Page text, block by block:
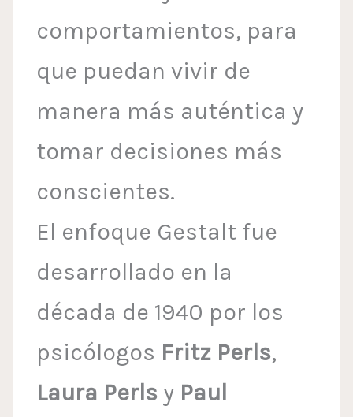
comportamientos, para
que puedan vivir de
manera más auténtica y
tomar decisiones más
conscientes.
El enfoque Gestalt fue
desarrollado en la
década de 1940 por los
psicólogos Fritz Perls,
Laura Perls y Paul